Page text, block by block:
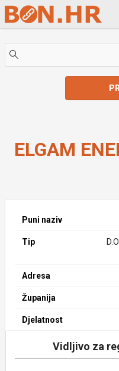
Skip to Main Content
ELGAM
Puni naziv
Tip
Adresa
Županija
Djelatnost
Vidljivo za